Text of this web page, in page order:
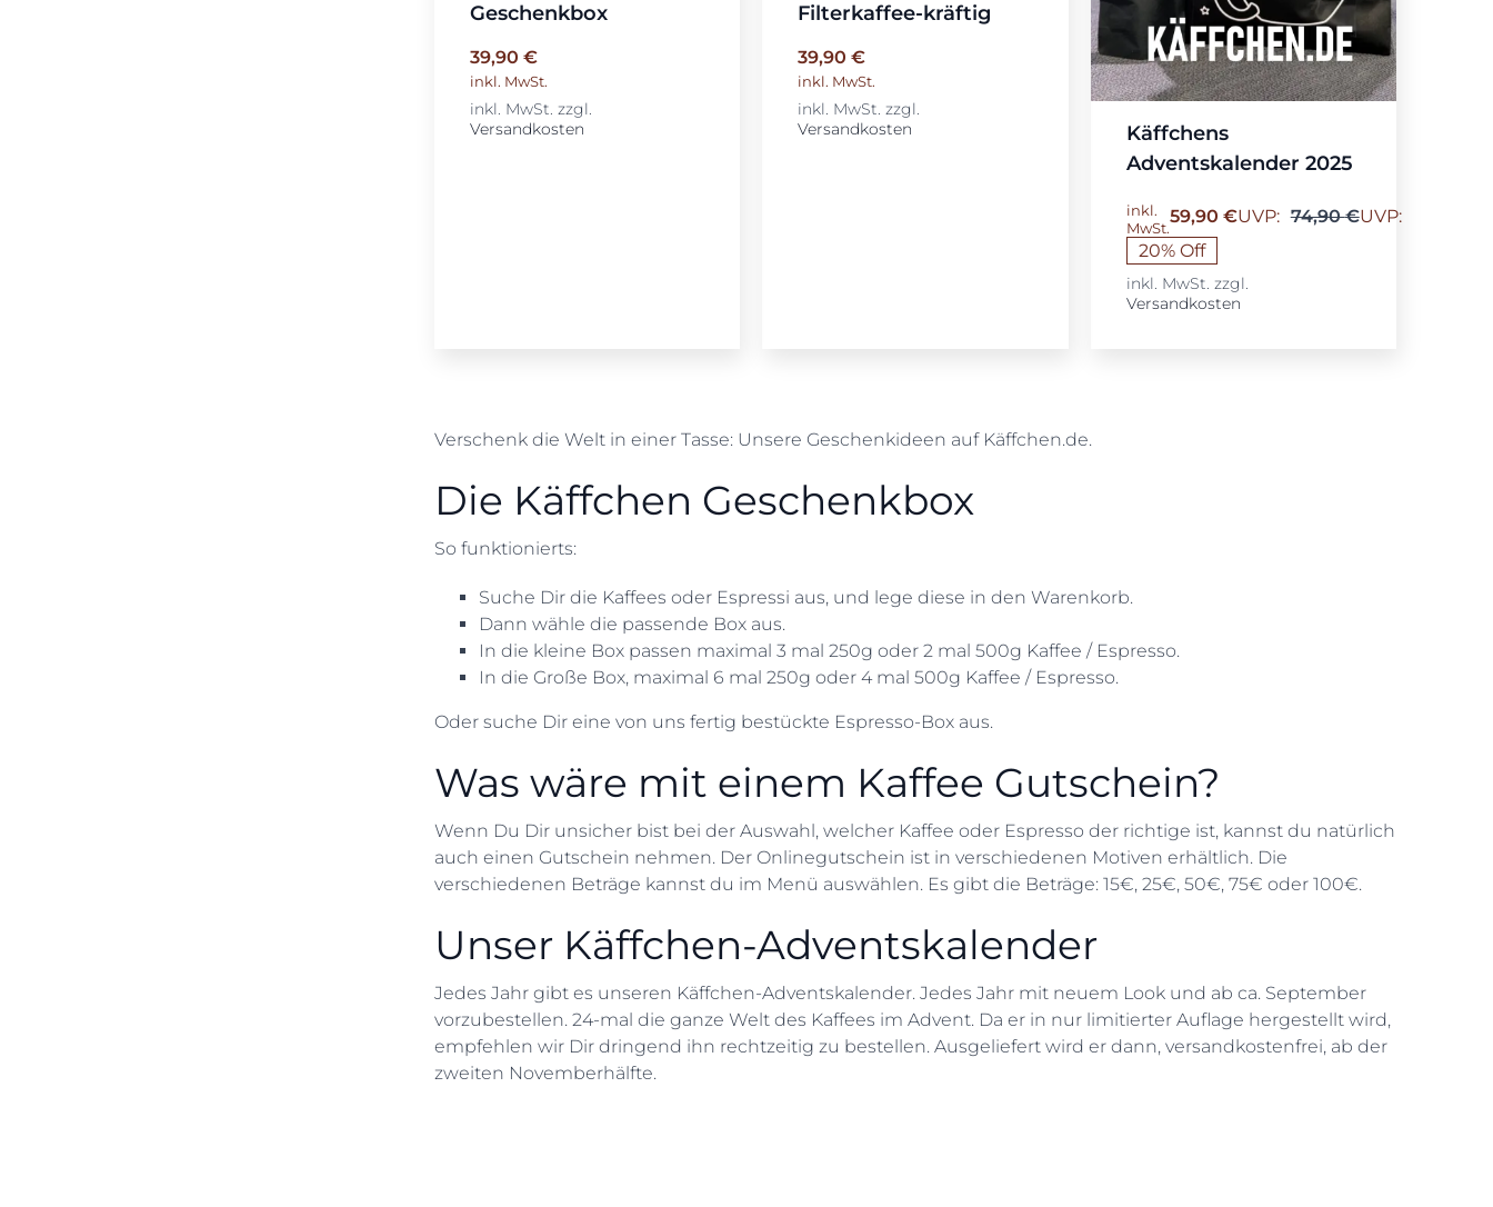
Geschenkbox
39,90€
inkl. MwSt.
inkl. MwSt. zzgl.
Versandkosten
Filterkaffee-kräftig
39,90€
inkl. MwSt.
inkl. MwSt. zzgl.
Versandkosten
Käffchens
Adventskalender 2025
UVP:
74,90€
UVP:
59,90 €
Aktueller
inkl.
MwSt.
20% Off
inkl. MwSt. zzgl.
Versandkosten
Verschenk die Welt in einer Tasse: Unsere Geschenkideen auf Käffchen.de.
Die Käffchen Geschenkbox
So funktionierts:
Suche Dir die Kaffees oder Espressi aus, und lege diese in den Warenkorb.
Dann wähle die passende Box aus.
In die kleine Box passen maximal 3 mal 250g oder 2 mal 500g Kaffee / Espresso.
In die Große Box, maximal 6 mal 250g oder 4 mal 500g Kaffee / Espresso.
Oder suche Dir eine von uns fertig bestückte Espresso-Box aus.
Was wäre mit einem Kaffee Gutschein?
Wenn Du Dir unsicher bist bei der Auswahl, welcher Kaffee oder Espresso der richtige ist, kannst du natürlich
auch einen Gutschein nehmen. Der Onlinegutschein ist in verschiedenen Motiven erhältlich. Die
verschiedenen Beträge kannst du im Menü auswählen. Es gibt die Beträge: 15€, 25€, 50€, 75€ oder 100€.
Unser Käffchen-Adventskalender
Jedes Jahr gibt es unseren Käffchen-Adventskalender. Jedes Jahr mit neuem Look und ab ca. September
vorzubestellen. 24-mal die ganze Welt des Kaffees im Advent. Da er in nur limitierter Auflage hergestellt wird,
empfehlen wir Dir dringend ihn rechtzeitig zu bestellen. Ausgeliefert wird er dann, versandkostenfrei, ab der
zweiten Novemberhälfte.